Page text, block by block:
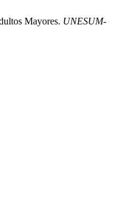
Mayores. UNESUM-